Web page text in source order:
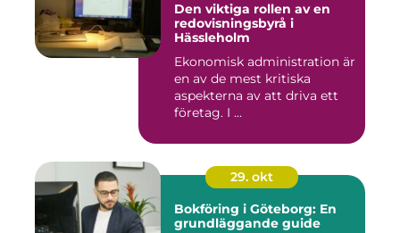
Den viktiga rollen av en
redovisningsbyrå i
Hässleholm
Ekonomisk administration är
en av de mest kritiska
aspekterna av att driva ett
företag. I ...
29. okt
Bokföring i Göteborg: En
grundläggande guide